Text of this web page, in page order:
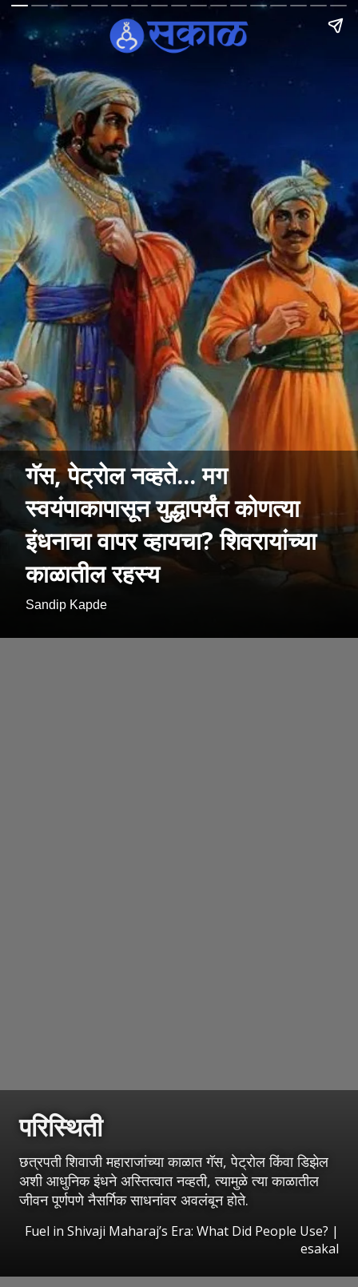
गॅस, पेट्रोल नव्हते... मग
स्वयंपाकापासून युद्धापर्यंत कोणत्या
इंधनाचा वापर व्हायचा? शिवरायांच्या
काळातील रहस्य
Sandip Kapde
परिस्थिती
छत्रपती शिवाजी महाराजांच्या काळात गॅस, पेट्रोल किंवा डिझेल
अशी आधुनिक इंधने अस्तित्वात नव्हती, त्यामुळे त्या काळातील
जीवन पूर्णपणे नैसर्गिक साधनांवर अवलंबून होते.
Fuel in Shivaji Maharaj’s Era: What Did People Use? |
esakal